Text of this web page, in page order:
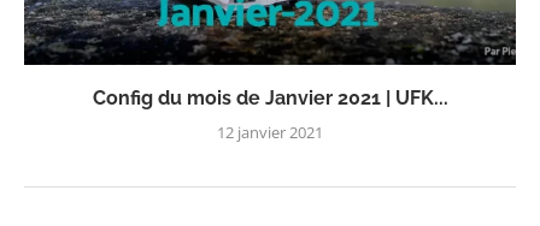
Config du mois de Janvier 2021 | UFK...
12 janvier 2021